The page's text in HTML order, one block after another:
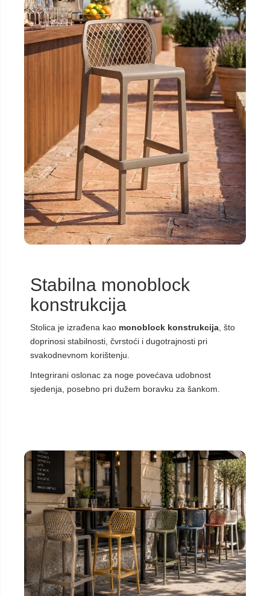
Stabilna monoblock
konstrukcija
Stolica je izrađena kao monoblock konstrukcija, što
doprinosi stabilnosti, čvrstoći i dugotrajnosti pri
svakodnevnom korištenju.
Integrirani oslonac za noge povećava udobnost
sjedenja, posebno pri dužem boravku za šankom.